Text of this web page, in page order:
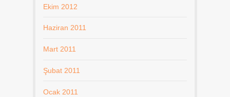
Ekim 2012
Haziran 2011
Mart 2011
Şubat 2011
Ocak 2011